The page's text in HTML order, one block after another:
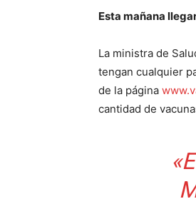
Esta mañana
La ministra de
tengan cualquier
de la página
cantidad de